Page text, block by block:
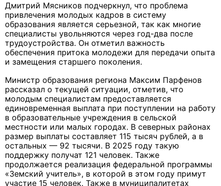
Дмитрий Мясников подчеркнул, что проблема
привлечения молодых кадров в систему
образования является серьезной, так как многие
специалисты увольняются через год-два после
трудоустройства. Он отметил важность
обеспечения притока молодежи для передачи опыта
и замещения старшего поколения.
Министр образования региона Максим Парфенов
рассказал о текущей ситуации, отметив, что
молодым специалистам предоставляется
единовременная выплата при поступлении на работу
в образовательные учреждения в сельской
местности или малых городах. В северных районах
размер выплаты составляет 115 тысяч рублей, а в
остальных — 92 тысячи. В 2025 году такую
поддержку получат 121 человек. Также
продолжается реализация федеральной программы
«Земский учитель», в которой в этом году примут
участие 15 человек. Также в муниципалитетах